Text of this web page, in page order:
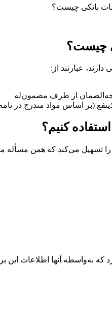
بانکی چیست؟
چیست؟
عبارتند از:
از طرف مضمون‌له
(بر اساس مواد مندرج در
کنیم؟
را تسهیل می‌کند که همن
که به‌واسطه آنها اطلاعات